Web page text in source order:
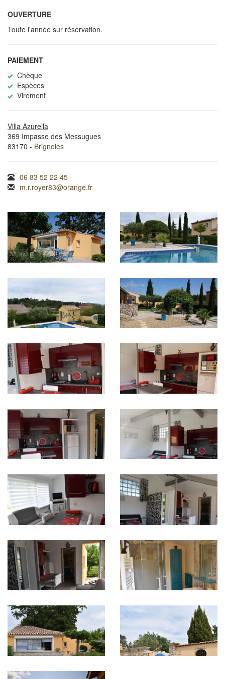
OUVERTURE
Toute l'année sur réservation.
PAIEMENT
Chèque
Espèces
Virement
Villa Azurella
369 Impasse des Messugues
83170 - Brignoles
06 83 52 22 45
m.r.royer83@orange.fr